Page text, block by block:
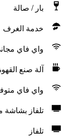
بار / صالة
خدمة الغرف
واي فاي
آلة صنع
واي فاي
تلفاز
تلفاز